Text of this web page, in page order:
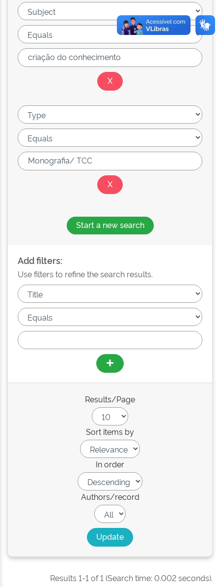
Start a new search
Add filters:
Use filters to refine the search results.
Results/Page
Sort items by
In order
Authors/record
Results 1-1 of 1 (Search time: 0.002 seconds).